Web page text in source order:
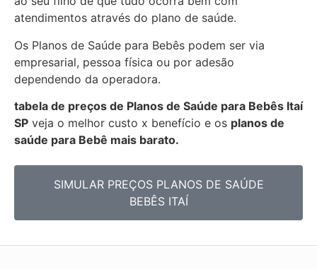
atendimentos através do plano de saúde.
Os Planos de Saúde para Bebês podem ser via
empresarial, pessoa física ou por adesão
dependendo da operadora.
tabela de preços de Planos de Saúde para Bebês Itaí
SP veja o melhor custo x benefício e os planos de
saúde para Bebê mais barato.
SIMULAR PREÇOS PLANOS DE SAÚDE
BEBÊS ITAÍ